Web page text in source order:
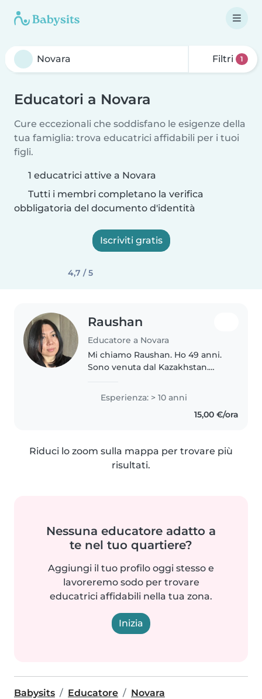
Filtri 1
Educatori a Novara
Cure eccezionali che soddisfano le esigenze della
tua famiglia: trova educatrici affidabili per i tuoi
figli.
1 educatrici attive a Novara
Tutti i membri completano la verifica
obbligatoria del documento d'identità
Iscriviti gratis
4,7 / 5
Raushan
Educatore a Novara
Mi chiamo Raushan. Ho 49 anni.
Sono venuta dal Kazakhstan.
figli a scuola e se serve stare con
loro dopo scuola. Ho una auto
Esperienza: > 10 anni
15,00 €/ora
Riduci lo zoom sulla mappa per trovare più
risultati.
Nessuna educatore adatto a
te nel tuo quartiere?
Aggiungi il tuo profilo oggi stesso e
lavoreremo sodo per trovare
educatrici affidabili nella tua zona.
Inizia
Babysits Educatore Novara